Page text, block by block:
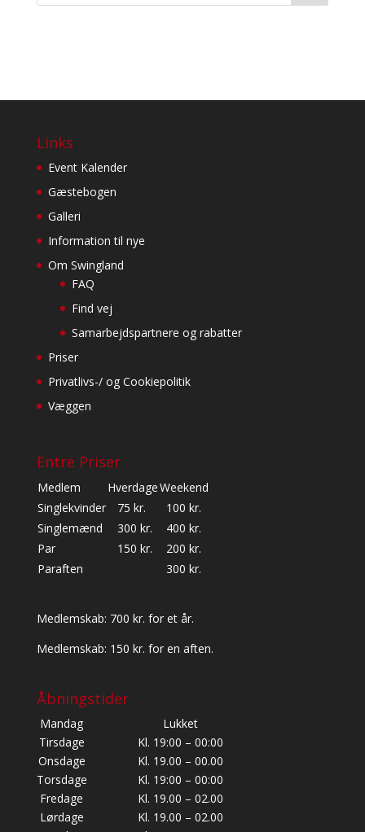
Links
Event Kalender
Gæstebogen
Galleri
Information til nye
Om Swingland
FAQ
Find vej
Samarbejdspartnere og rabatter
Priser
Privatlivs-/ og Cookiepolitik
Væggen
Entre Priser
Medlem HverdageWeekend
Singlekvinder
75 kr.
100 kr.
Singlemænd
300 kr.
400 kr.
Par
150 kr.
200 kr.
Paraften
300 kr.
Medlemskab: 700 kr. for et år.
Medlemskab: 150 kr. for en aften.
Åbningstider
Mandag
Lukket
Tirsdage
Kl. 19:00 – 00:00
Onsdage
Kl. 19.00 – 00.00
Torsdage
Kl. 19:00 – 00:00
Fredage
Kl. 19.00 – 02.00
Lørdage
Kl. 19.00 – 02.00